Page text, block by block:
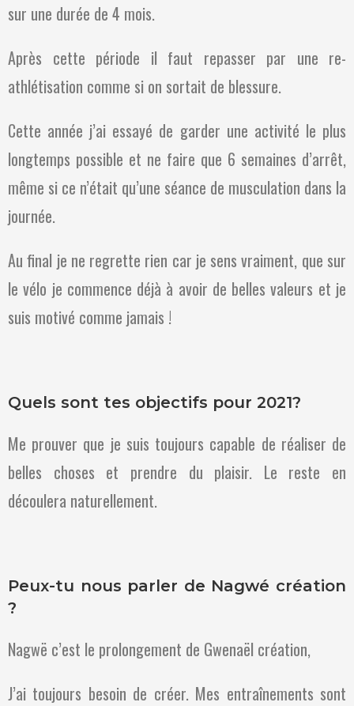
sur une durée de 4 mois.
Après cette période il faut repasser par une re-
athlétisation comme si on sortait de blessure.
Cette année j’ai essayé de garder une activité le plus
longtemps possible et ne faire que 6 semaines d’arrêt,
même si ce n’était qu’une séance de musculation dans la
journée.
Au final je ne regrette rien car je sens vraiment, que sur
le vélo je commence déjà à avoir de belles valeurs et je
suis motivé comme jamais !
Quels sont tes objectifs pour 2021?
Me prouver que je suis toujours capable de réaliser de
belles choses et prendre du plaisir. Le reste en
découlera naturellement.
Peux-tu nous parler de Nagwé création
?
Nagwë c’est le prolongement de Gwenaël création,
J’ai toujours besoin de créer. Mes entraînements sont